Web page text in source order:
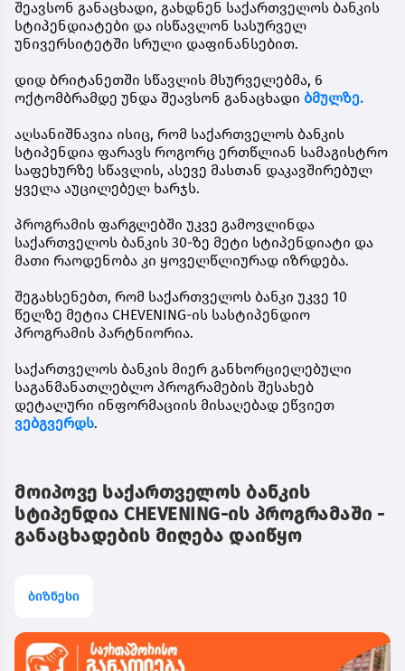
შეავსონ განაცხადი, გახდნენ საქართველოს ბანკის
სტიპენდიატები და ისწავლონ სასურველ
უნივერსიტეტში სრული დაფინანსებით.
დიდ ბრიტანეთში სწავლის მსურველებმა, 6
ოქტომბრამდე უნდა შეავსონ განაცხადი ბმულზე.
აღსანიშნავია ისიც, რომ საქართველოს ბანკის
სტიპენდია ფარავს როგორც ერთწლიან სამაგისტრო
საფეხურზე სწავლის, ასევე მასთან დაკავშირებულ
ყველა აუცილებელ ხარჯს.
პროგრამის ფარგლებში უკვე გამოვლინდა
საქართველოს ბანკის 30-ზე მეტი სტიპენდიატი და
მათი რაოდენობა კი ყოველწლიურად იზრდება.
შეგახსენებთ, რომ საქართველოს ბანკი უკვე 10
წელზე მეტია CHEVENING-ის სასტიპენდიო
პროგრამის პარტნიორია.
საქართველოს ბანკის მიერ განხორციელებული
საგანმანათლებლო პროგრამების შესახებ
დეტალური ინფორმაციის მისაღებად ეწვიეთ
ვებგვერდს.
მოიპოვე საქართველოს ბანკის
სტიპენდია CHEVENING-ის პროგრამაში -
განაცხადების მიღება დაიწყო
ბიზნესი